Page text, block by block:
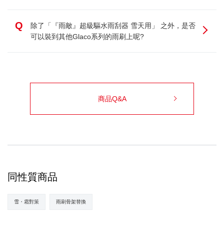
Q
除了「『雨敵』超級驅水雨刮器 雪天用」 之外，是否
可以裝到其他Glaco系列的雨刷上呢?
商品Q&A
同性質商品
雪・霜對策 雨刷骨架替換